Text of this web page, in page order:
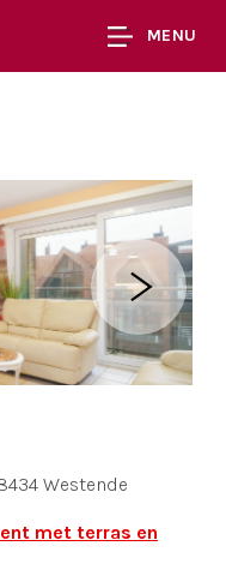
MENU
Westende
met terras en